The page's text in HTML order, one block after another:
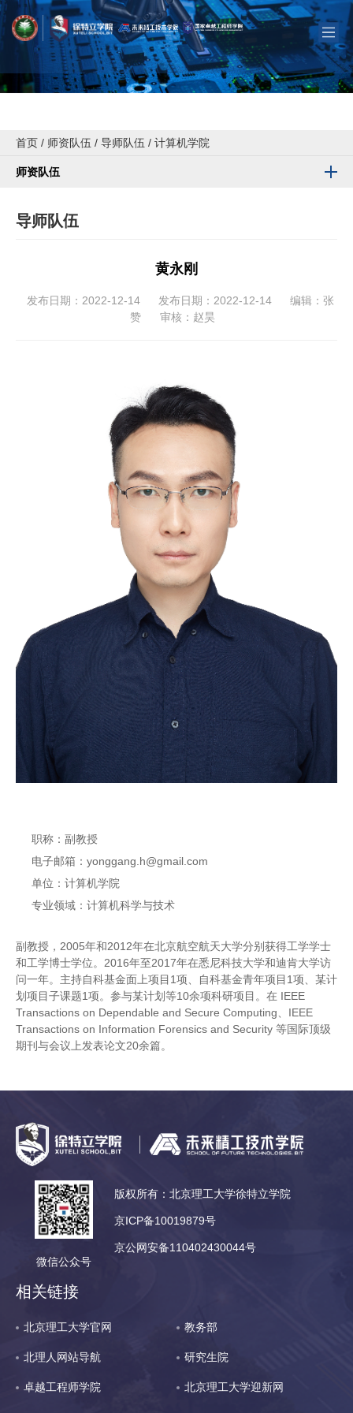
首页 / 师资队伍 / 导师队伍 / 计算机学院
师资队伍
导师队伍
黄永刚
发布日期：2022-12-14 发布日期：2022-12-14
编辑：张
赞
审核：赵昊
职称：副教授
电子邮箱：yonggang.h@gmail.com
单位：计算机学院
专业领域：计算机科学与技术
副教授，2005年和2012年在北京航空航天大学分别获得工学学士
和工学博士学位。2016年至2017年在悉尼科技大学和迪肯大学访
问一年。主持自科基金面上项目1项、自科基金青年项目1项、某计
划项目子课题1项。参与某计划等10余项科研项目。在 IEEE
Transactions on Dependable and Secure Computing、IEEE
Transactions on Information Forensics and Security 等国际顶级
期刊与会议上发表论文20余篇。
微信公众号
版权所有：北京理工大学徐特立学院
京ICP备10019879号
京公网安备110402430044号
相关链接
北京理工大学官网 教务部
北理人网站导航 研究生院
卓越工程师学院 北京理工大学迎新网